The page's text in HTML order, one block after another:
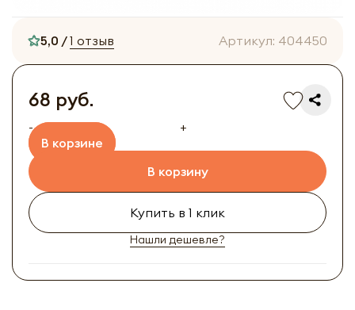
5,0 /1 отзыв Артикул: 404450
68 руб.
-
+
В корзине
В корзину
Купить в 1 клик
Нашли дешевле?